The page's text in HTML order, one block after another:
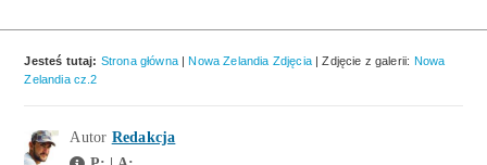
Jesteś tutaj: Strona główna|Nowa Zelandia Zdjęcia| Zdjęcie z galerii: Nowa
Zelandia cz.2
Autor Redakcja